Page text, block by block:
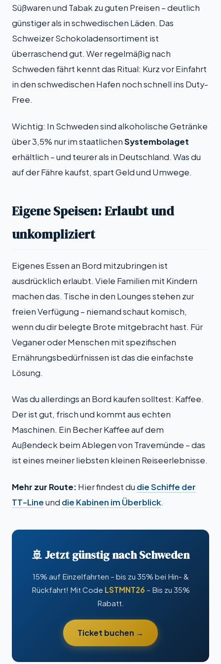
Süßwaren und Tabak zu guten Preisen – deutlich
günstiger als in schwedischen Läden. Das
Schweizer Schokoladensortiment ist
überraschend gut. Wer regelmäßig nach
Schweden fährt kennt das Ritual: Kurz vor Einfahrt
in den schwedischen Hafen noch schnell ins Duty-
Free.
Wichtig: In Schweden sind alkoholische Getränke
über 3,5% nur im staatlichenSystembolaget
erhältlich – und teurer als in Deutschland. Was du
auf der Fähre kaufst, spart Geld und Umwege.
Eigene Speisen: Erlaubt und
unkompliziert
Eigenes Essen an Bord mitzubringen ist
ausdrücklich erlaubt. Viele Familien mit Kindern
machen das. Tische in den Lounges stehen zur
freien Verfügung – niemand schaut komisch,
wenn du dir belegte Brote mitgebracht hast. Für
Veganer oder Menschen mit spezifischen
Ernährungsbedürfnissen ist das die einfachste
Lösung.
Was du allerdings an Bord kaufen solltest: Kaffee.
Der ist gut, frisch und kommt aus echten
Maschinen. Ein Becher Kaffee auf dem
Außendeck beim Ablegen von Travemünde – das
ist eines meiner liebsten kleinen Reiseerlebnisse.
Mehr zur Route: Hier findest du die Schiffe der
TT-Lineund die Kabinen im Überblick.
🚢 Jetzt günstig nach Schweden
15% auf Einzelfahrten – bis zu 35% bei Hin- &
Rückfahrt! Mit Code LSTMNT26 – Bis zu 35%
Rabatt.
Ticket buchen →